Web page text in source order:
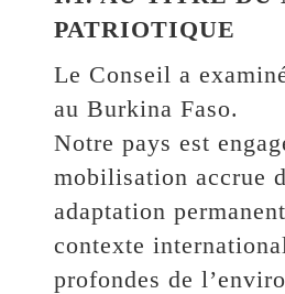
PATRIOTIQUE
Le Conseil a
au Burkina Faso.
Notre pays est
mobilisation accrue
adaptation
contexte
profondes de